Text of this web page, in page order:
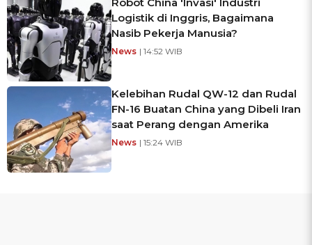
Logistik di Inggris, Bagaimana
Nasib Pekerja Manusia?
News | 14:52 WIB
Kelebihan Rudal QW-12 dan Rudal
FN-16 Buatan China yang Dibeli Iran
saat Perang dengan Amerika
News | 15:24 WIB